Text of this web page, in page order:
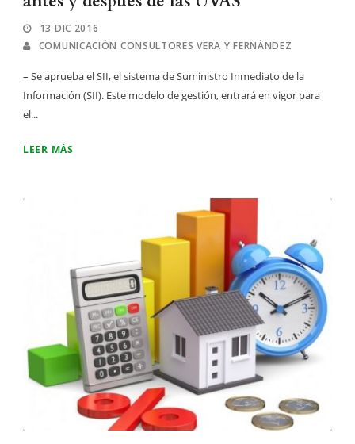
13 DIC 2016
COMUNICACIÓN CONSULTORES VERA Y FERNÁNDEZ
– Se aprueba el SII, el sistema de Suministro Inmediato de la
Información (SII). Este modelo de gestión, entrará en vigor para
el...
LEER MÁS